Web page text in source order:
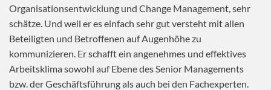
Organisationsentwicklung und Change Management, sehr
schätze. Und weil er es einfach sehr gut versteht mit allen
Beteiligten und Betroffenen auf Augenhöhe zu
kommunizieren. Er schafft ein angenehmes und effektives
Arbeitsklima sowohl auf Ebene des Senior Managements
bzw. der Geschäftsführung als auch bei den Fachexperten.